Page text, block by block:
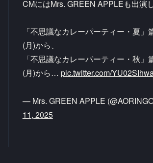
CMにはMrs. GREEN APPLEも出演
「不思議なカレーパーティー・夏」
(月)から、
「不思議なカレーパーティー・秋」
(月)から… pic.twitter.com/
— Mrs. GREEN APPLE
11, 2025